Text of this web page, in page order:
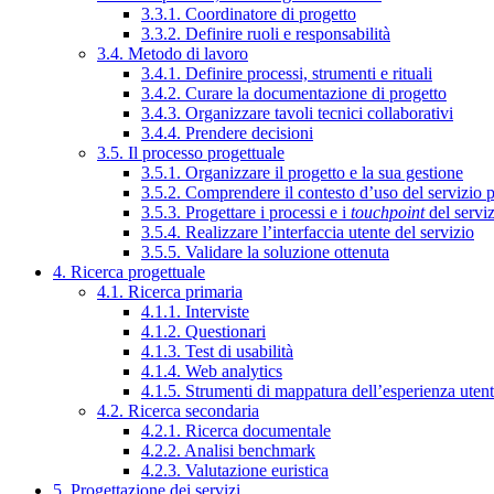
3.3.1. Coordinatore di progetto
3.3.2. Definire ruoli e responsabilità
3.4. Metodo di lavoro
3.4.1. Definire processi, strumenti e rituali
3.4.2. Curare la documentazione di progetto
3.4.3. Organizzare tavoli tecnici collaborativi
3.4.4. Prendere decisioni
3.5. Il processo progettuale
3.5.1. Organizzare il progetto e la sua gestione
3.5.2. Comprendere il contesto d’uso del servizio
3.5.3. Progettare i processi e i touchpointdel
3.5.4. Realizzare l’interfaccia utente del servizio
3.5.5. Validare la soluzione ottenuta
4. Ricerca progettuale
4.1. Ricerca primaria
4.1.1. Interviste
4.1.2. Questionari
4.1.3. Test di usabilità
4.1.4. Web analytics
4.1.5. Strumenti di mappatura dell’esperienza
4.2. Ricerca secondaria
4.2.1. Ricerca documentale
4.2.2. Analisi benchmark
4.2.3. Valutazione euristica
5. Progettazione dei servizi